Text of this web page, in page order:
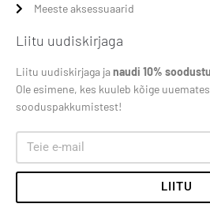
Meeste aksessuaarid
Liitu uudiskirjaga
Liitu uudiskirjaga janaudi 10%
Ole esimene, kes kuuleb kõige
sooduspakkumistest!
LIITU